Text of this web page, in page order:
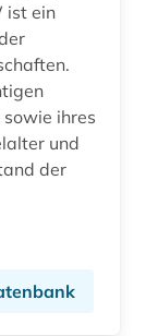
ist ein
ihres
und
der